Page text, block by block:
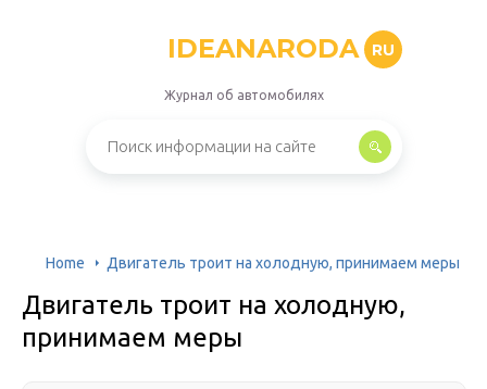
IDEANARODA RU
Журнал об автомобилях
Home Двигатель троит на холодную, принимаем меры
Двигатель троит на холодную,
принимаем меры